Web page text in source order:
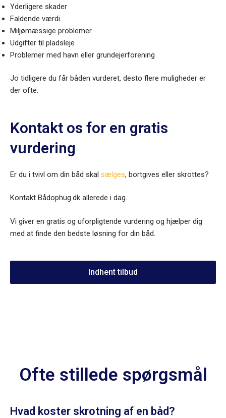
Yderligere skader
Faldende værdi
Miljømæssige problemer
Udgifter til pladsleje
Problemer med havn eller grundejerforening
Jo tidligere du får båden vurderet, desto flere muligheder er
der ofte.
Kontakt os for en gratis
vurdering
Er du i tvivl om din båd skal sælges, bortgives eller skrottes?
Kontakt Bådophug.dk allerede i dag.
Vi giver en gratis og uforpligtende vurdering og hjælper dig
med at finde den bedste løsning for din båd.
Indhent tilbud
Ofte stillede spørgsmål
Hvad koster skrotning af en båd?